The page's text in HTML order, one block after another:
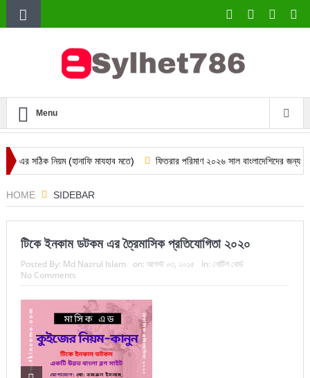
Menu
নিয়ম (হানাফি মাযহাব মতে) ফিতরার পরিমাণ ২০২৬ সাল বাংলাদেশিদের জন্য
HOME SIDEBAR
টিকে ইনকাম ডটকম এর ত্রৈমাসিক প্রতিযোগিতা ২০২০
Posted By: Md Nazrul Islam on: আগস্ট ০৩, ২০১৫ In: নোটিশ বোর্ড
No Comments